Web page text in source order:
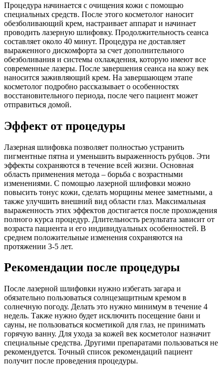
Процедура начинается с очищения кожи с помощью
специальных средств. После этого косметолог наносит
обезболивающий крем, настраивает аппарат и начинает
проводить лазерную шлифовку. Продолжительность сеанса
составляет около 40 минут. Процедура не доставляет
выраженного дискомфорта за счет дополнительного
обезболивания и системы охлаждения, которую имеют все
современные лазеры. После завершения сеанса на кожу век
наносится заживляющий крем. На завершающем этапе
косметолог подробно рассказывает о особенностях
восстановительного периода, после чего пациент может
отправиться домой.
Эффект от процедуры
Лазерная шлифовка позволяет полностью устранить
пигментные пятна и уменьшить выраженность рубцов. Эти
эффекты сохраняются в течение всей жизни. Основная
область применения метода – борьба с возрастными
изменениями. С помощью лазерной шлифовки можно
повысить тонус кожи, сделать морщины менее заметными, а
также улучшить внешний вид области глаз. Максимальная
выраженность этих эффектов достигается после прохождения
полного курса процедур. Длительность результата зависит от
возраста пациента и его индивидуальных особенностей. В
среднем положительные изменения сохраняются на
протяжении 3-5 лет.
Рекомендации после процедуры
После лазерной шлифовки нужно избегать загара и
обязательно пользоваться солнцезащитным кремом в
солнечную погоду. Делать это нужно минимум в течение 4
недель. Также нужно будет исключить посещение бани и
сауны, не пользоваться косметикой для глаз, не принимать
горячую ванну. Для ухода за кожей век косметолог назначит
специальные средства. Другими препаратами пользоваться не
рекомендуется. Точный список рекомендаций пациент
получит после проведения процедуры.